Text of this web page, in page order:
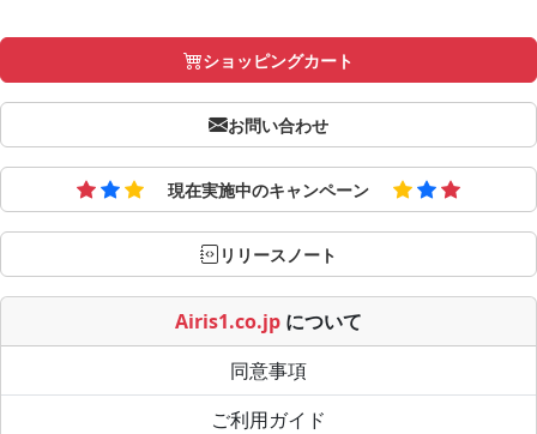
ショッピングカート
お問い合わせ
現在実施中のキャンペーン
リリースノート
Airis1.co.jp について
同意事項
ご利用ガイド